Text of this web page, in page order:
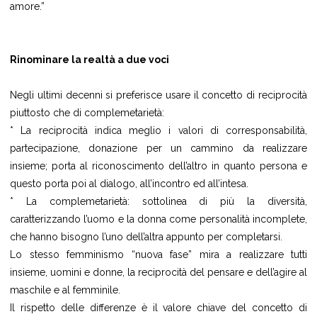
amore.”
Rinominare la realtà a due voci
Negli ultimi decenni si preferisce usare il concetto di reciprocità
piuttosto che di complemetarietà:
* La reciprocità indica meglio i valori di corresponsabilità,
partecipazione, donazione per un cammino da realizzare
insieme; porta al riconoscimento dell’altro in quanto persona e
questo porta poi al dialogo, all’incontro ed all’intesa.
* La complemetarietà: sottolinea di più la diversità,
caratterizzando l’uomo e la donna come personalità incomplete,
che hanno bisogno l’uno dell’altra appunto per completarsi.
Lo stesso femminismo “nuova fase” mira a realizzare tutti
insieme, uomini e donne, la reciprocità del pensare e dell’agire al
maschile e al femminile.
Il rispetto delle differenze è il valore chiave del concetto di